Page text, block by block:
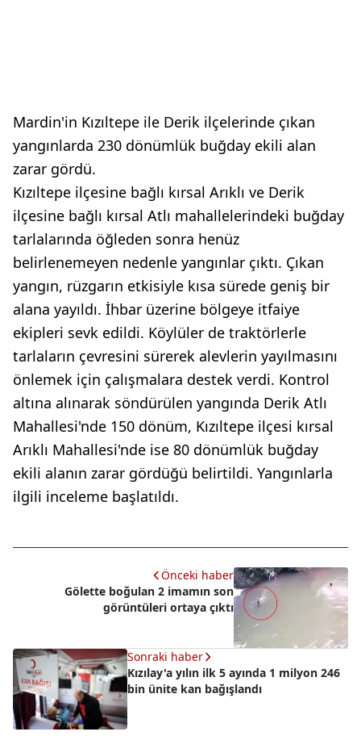
Mardin'in Kızıltepe ile Derik ilçelerinde çıkan
yangınlarda 230 dönümlük buğday ekili alan
zarar gördü.
Kızıltepe ilçesine bağlı kırsal Arıklı ve Derik
ilçesine bağlı kırsal Atlı mahallelerindeki buğday
tarlalarında öğleden sonra henüz
belirlenemeyen nedenle yangınlar çıktı. Çıkan
yangın, rüzgarın etkisiyle kısa sürede geniş bir
alana yayıldı. İhbar üzerine bölgeye itfaiye
ekipleri sevk edildi. Köylüler de traktörlerle
tarlaların çevresini sürerek alevlerin yayılmasını
önlemek için çalışmalara destek verdi. Kontrol
altına alınarak söndürülen yangında Derik Atlı
Mahallesi'nde 150 dönüm, Kızıltepe ilçesi kırsal
Arıklı Mahallesi'nde ise 80 dönümlük buğday
ekili alanın zarar gördüğü belirtildi. Yangınlarla
ilgili inceleme başlatıldı.
Önceki haber
Gölette boğulan 2 imamın son
görüntüleri ortaya çıktı
Sonraki haber
Kızılay'a yılın ilk 5 ayında 1 milyon 246
bin ünite kan bağışlandı